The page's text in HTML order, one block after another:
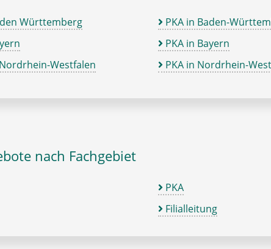
Württemberg
Westfalen
PKA in Baden-
PKA in Bayern
PKA in Nordrhein-
nach Fachgebiet
PKA
Filialleitung